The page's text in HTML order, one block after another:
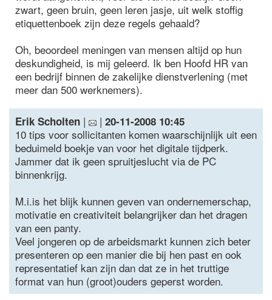
zwart, geen bruin, geen leren jasje, uit welk stoffig
etiquettenboek zijn deze regels gehaald?
Oh, beoordeel meningen van mensen altijd op hun
deskundigheid, is mij geleerd. Ik ben Hoofd HR van
een bedrijf binnen de zakelijke dienstverlening (met
meer dan 500 werknemers).
Erik Scholten | | 20-11-2008 10:45
10 tips voor sollicitanten komen waarschijnlijk uit een
beduimeld boekje van voor het digitale tijdperk.
Jammer dat ik geen spruitjeslucht via de PC
binnenkrijg.
M.i.is het blijk kunnen geven van ondernemerschap,
motivatie en creativiteit belangrijker dan het dragen
van een panty.
Veel jongeren op de arbeidsmarkt kunnen zich beter
presenteren op een manier die bij hen past en ook
representatief kan zijn dan dat ze in het truttige
format van hun (groot)ouders geperst worden.